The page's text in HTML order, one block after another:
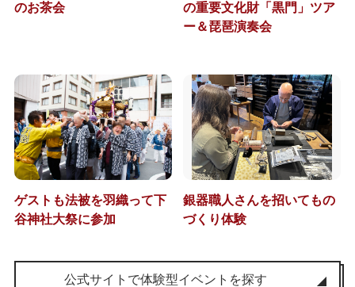
のお茶会
の重要文化財「黒門」ツア
ー＆琵琶演奏会
ゲストも法被を羽織って下
谷神社大祭に参加
銀器職人さんを招いてもの
づくり体験
公式サイトで体験型イベントを探す